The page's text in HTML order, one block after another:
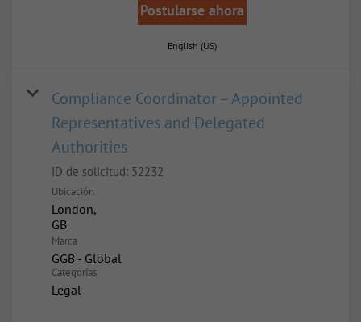
Postularse ahora
English (US)
Compliance Coordinator – Appointed
Representatives and Delegated
Authorities
ID de solicitud: 52232
Ubicación
London,
Marca
GGB - Global
Categorías
Legal